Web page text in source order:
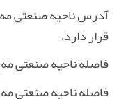
آدرس ناحیه صنعتی
قرار دارد.
فاصله ناحیه صنعتی مه ولایت تا